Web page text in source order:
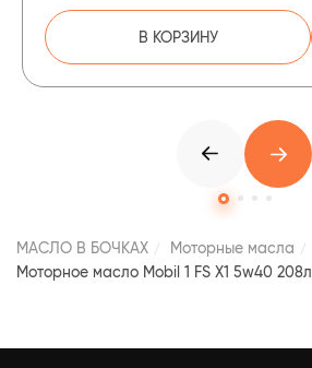
В КОРЗИНУ
МАСЛО В БОЧКАХ
Моторные масла
Моторное масло Mobil 1 FS X1 5w40 208л